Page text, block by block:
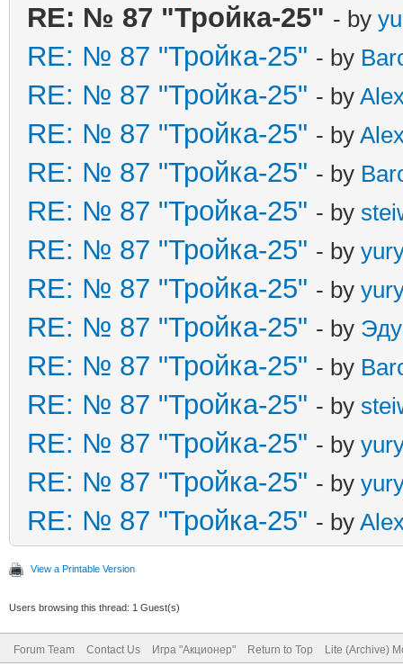
RE: № 87 "Тройка-25" - by
RE: № 87 "Тройка-25" - by
RE: № 87 "Тройка-25" - by
RE: № 87 "Тройка-25" - by
RE: № 87 "Тройка-25" - by
RE: № 87 "Тройка-25" - by
RE: № 87 "Тройка-25" - by
RE: № 87 "Тройка-25" - by
RE: № 87 "Тройка-25" - by
RE: № 87 "Тройка-25" - by
RE: № 87 "Тройка-25" - by
RE: № 87 "Тройка-25" - by
RE: № 87 "Тройка-25" - by
RE: № 87 "Тройка-25" - by
View a Printable Version
Users browsing this thread: 1 Guest(s)
Forum Team Contact Us Игра "Акционер" Return to Top Lite (Archive)